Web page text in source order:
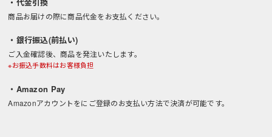
商品お届けの際に商品代金をお支払ください。
・銀行振込(前払い)
ご入金確認後、商品を発注いたします。
※お振込手数料はお客様負担
・Amazon Pay
Amazonアカウントをにご登録のお支払い方法で決済が可能です。